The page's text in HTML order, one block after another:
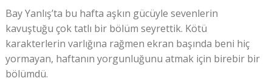
Bay Yanlış’ta bu hafta aşkın gücüyle sevenlerin
kavuştuğu çok tatlı bir bölüm seyrettik. Kötü
karakterlerin varlığına rağmen ekran başında beni hiç
yormayan, haftanın yorgunluğunu atmak için birebir bir
bölümdü.